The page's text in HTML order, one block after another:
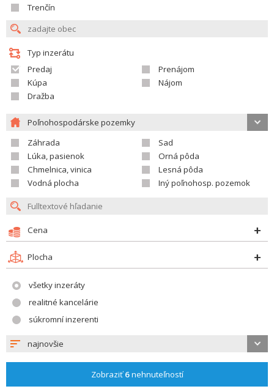
Trenčín
Typ inzerátu
Predaj
Prenájom
Kúpa
Nájom
Dražba
Poľnohospodárske pozemky
Záhrada
Sad
Lúka, pasienok
Orná pôda
Chmelnica, vinica
Lesná pôda
Vodná plocha
Iný poľnohosp. pozemok
Cena
Plocha
všetky inzeráty
realitné kancelárie
súkromní inzerenti
najnovšie
Zobraziť6nehnuteľností